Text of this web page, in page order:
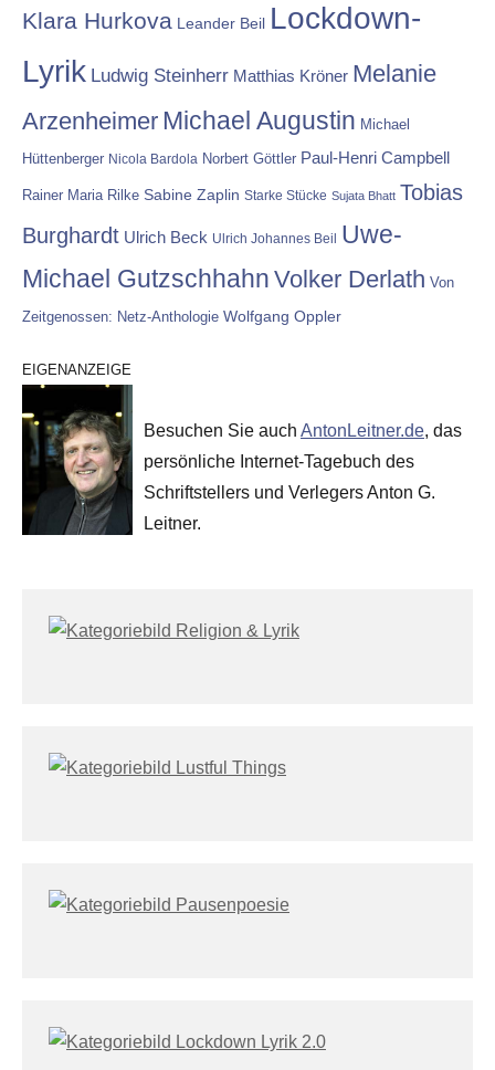
Klara Hurkova Leander Beil Lockdown-
Lyrik Ludwig Steinherr Matthias Kröner Melanie
Arzenheimer Michael Augustin Michael
Hüttenberger Nicola Bardola Norbert Göttler Paul-Henri Campbell
Rainer Maria Rilke Sabine Zaplin Starke Stücke Sujata Bhatt Tobias
Burghardt Ulrich Beck Ulrich Johannes Beil Uwe-
Michael Gutzschhahn Volker Derlath Von
Zeitgenossen: Netz-Anthologie Wolfgang Oppler
EIGENANZEIGE
Besuchen Sie auch AntonLeitner.de, das
persönliche Internet-Tagebuch des
Schriftstellers und Verlegers Anton G.
Leitner.